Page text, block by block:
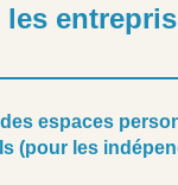
les
espaces
(pour les